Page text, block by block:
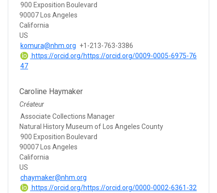
900 Exposition Boulevard
90007 Los Angeles
California
US
komura@nhm.org +1-213-763-3386
https://orcid.org/https://orcid.org/0009-0005-6975-76
47
Caroline Haymaker
Créateur
Associate Collections Manager
Natural History Museum of Los Angeles County
900 Exposition Boulevard
90007 Los Angeles
California
US
chaymaker@nhm.org
https://orcid.org/https://orcid.org/0000-0002-6361-32